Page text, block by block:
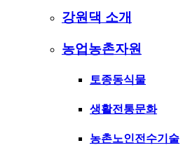
강원댁 소개
농업농촌자원
토종동식물
생활전통문화
농촌노인전수기술